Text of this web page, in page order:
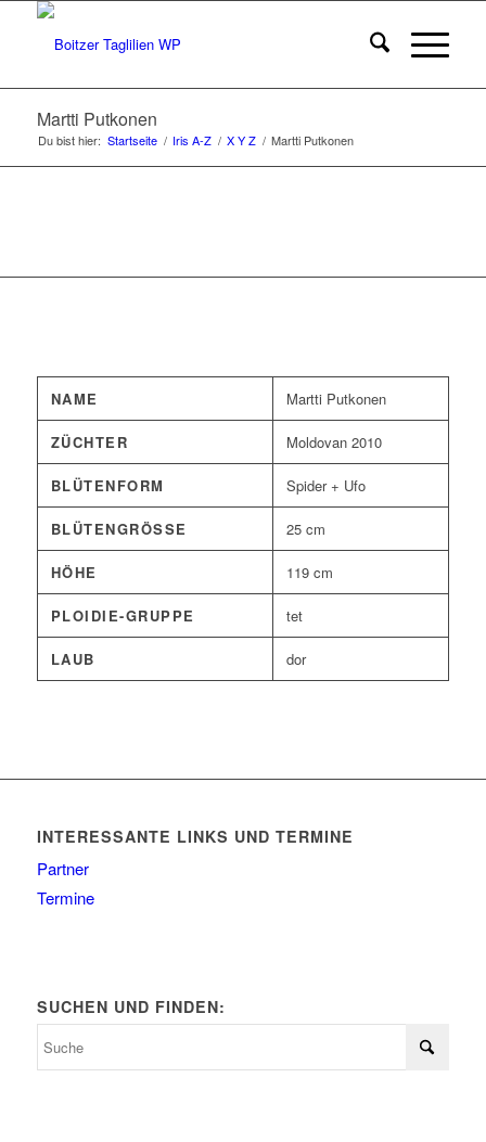
Martti Putkonen
Du bist hier: Startseite / Iris A-Z / X Y Z / Martti Putkonen
NAME Martti Putkonen
ZÜCHTER Moldovan 2010
BLÜTENFORM Spider + Ufo
BLÜTENGRÖSSE 25 cm
HÖHE 119 cm
PLOIDIE-GRUPPE tet
LAUB dor
INTERESSANTE LINKS UND TERMINE
Partner
Termine
SUCHEN UND FINDEN: